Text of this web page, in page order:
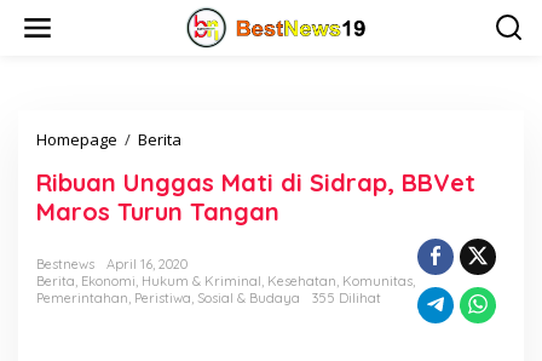
Homepage / Berita
b
u
U
n
Ribuan Unggas Mati di Sidrap, BBVet
Maros Turun Tangan
Bestnews
April 16, 2020
Berita, Ekonomi, Hukum & Kriminal, Kesehatan, Komunitas,
Pemerintahan, Peristiwa, Sosial & Budaya 355 Dilihat